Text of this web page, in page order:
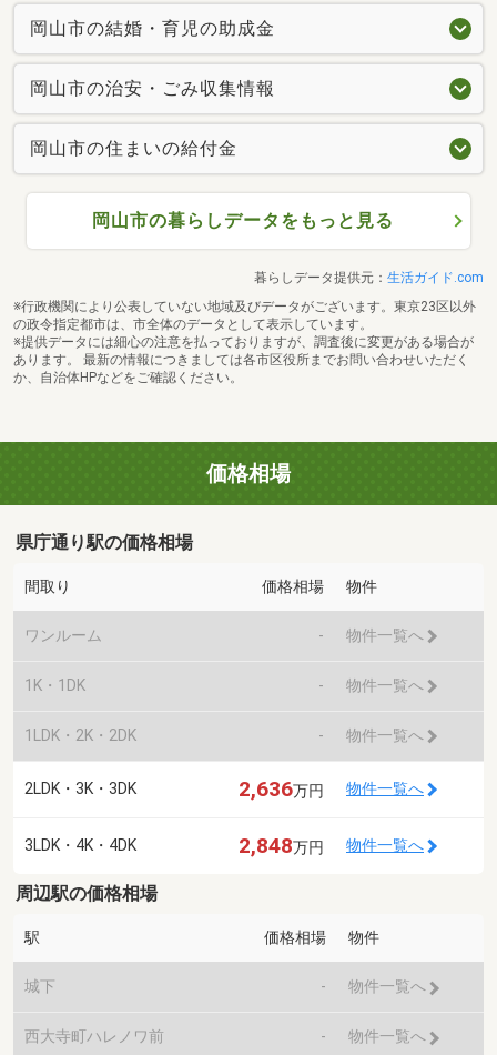
岡山市の結婚・育児の助成金
岡山市の治安・ごみ収集情報
岡山市の住まいの給付金
岡山市の暮らしデータをもっと見る
暮らしデータ提供元： 生活ガイド.com
※行政機関により公表していない地域及びデータがございます。東京23区以外
の政令指定都市は、市全体のデータとして表示しています。
※提供データには細心の注意を払っておりますが、調査後に変更がある場合が
あります。 最新の情報につきましては各市区役所までお問い合わせいただく
か、自治体HPなどをご確認ください。
価格相場
県庁通り駅の価格相場
間取り 価格相場 物件
ワンルーム - 物件一覧へ
1K・1DK - 物件一覧へ
1LDK・2K・2DK - 物件一覧へ
2LDK・3K・3DK 2,636万円 物件一覧へ
3LDK・4K・4DK 2,848万円 物件一覧へ
周辺駅の価格相場
駅 価格相場 物件
城下 - 物件一覧へ
西大寺町ハレノワ前 - 物件一覧へ